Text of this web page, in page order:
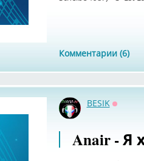
Комментарии (6)
BESIK
Anair - Я